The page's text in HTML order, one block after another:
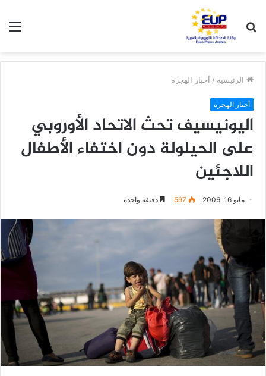
عن
الرئيسية / أخبار الهجرة
أخبار الهجرة
اليونيسيف تحث الاتحاد الأوروبي
على الحيلولة دون اختفاء الأطفال
اللاجئين
مايو 16, 2006 597 دقيقة واحدة